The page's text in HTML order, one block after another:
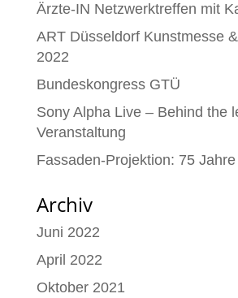
Ärzte-IN Netzwerktreffen mit
ART Düsseldorf Kunstmesse
2022
Bundeskongress GTÜ
Sony Alpha Live – Behind the
Veranstaltung
Fassaden-Projektion: 75
Archiv
Juni 2022
April 2022
Oktober 2021